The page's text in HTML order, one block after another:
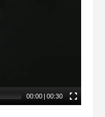
00:00 | 00:30